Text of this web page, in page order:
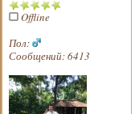
Offline
Пол:
Сообщений: 6413